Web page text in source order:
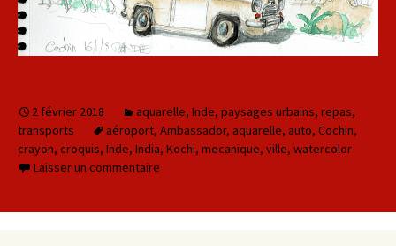
2 février 2018 aquarelle, Inde, paysages urbains, repas,
transports
aéroport, Ambassador, aquarelle, auto, Cochin,
crayon, croquis, Inde, India, Kochi, mecanique, ville, watercolor
Laisser un commentaire